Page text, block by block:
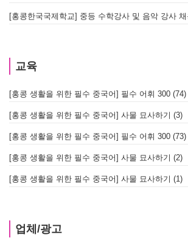
[홍콩한국국제학교] 중등 수학강사 및 음악 강사 채
교육
[홍콩 생활을 위한 필수 중국어] 필수 어휘 300 (74)
[홍콩 생활을 위한 필수 중국어] 사물 묘사하기 (3)
[홍콩 생활을 위한 필수 중국어] 필수 어휘 300 (73)
[홍콩 생활을 위한 필수 중국어] 사물 묘사하기 (2)
[홍콩 생활을 위한 필수 중국어] 사물 묘사하기 (1)
업체/광고